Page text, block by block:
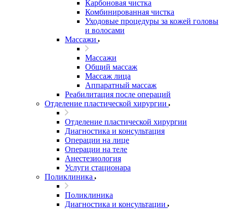
Карбоновая чистка
Комбинированная чистка
Уходовые процедуры за кожей головы
и волосами
Массажи
Массажи
Общий массаж
Массаж лица
Аппаратный массаж
Реабилитация после операций
Отделение пластической хирургии
Отделение пластической хирургии
Диагностика и консультация
Операции на лице
Операции на теле
Анестезиология
Услуги стационара
Поликлиника
Поликлиника
Диагностика и консультации